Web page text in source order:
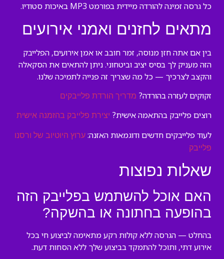
כל גרסה זמינה להורדה מיידית בפורמט MP3 באיכות סטודיו.
מתאים לחזנים ואמני אירועים
בין אם אתה חזן מנוסה, זמר חובב או אמן אירועים, הפלייבק
הזה מעניק לך בסיס יציב וביטחוני. ניתן להתאים את הסקאלה
והקצב לצרכיך — כל מה שצריך זה פנייה לתמיכה שלנו.
זקוקים לעזרה בהורדה? מדריך הורדת פלייבקים
רוצים פלייבק בהתאמה אישית? יצירת פלייבק בהזמנה אישית
לעוד פלייבקים חדשים ודוגמאות האזנה: ערוץ היוטיוב של ורסנו
פלייבק
שאלות נפוצות
האם אוכל להשתמש בפלייבק הזה
בהופעה בחתונה או בהשקה?
בהחלט — הגרסה ללא קולות רקע מתאימה לביצוע חי בכל
אירוע דתי, ותוכל להתמקד בביצוע שלך ללא הסחות דעת.